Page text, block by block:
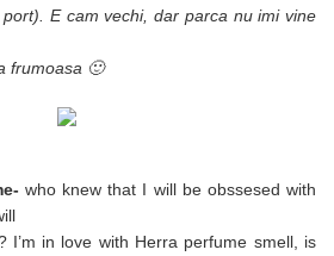
E cam vechi, dar parca nu imi vine
frumoasa 🙂
who knew that I will be obssesed with
I’m in love with Herra perfume smell, is